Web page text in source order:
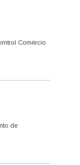
Comércio
de